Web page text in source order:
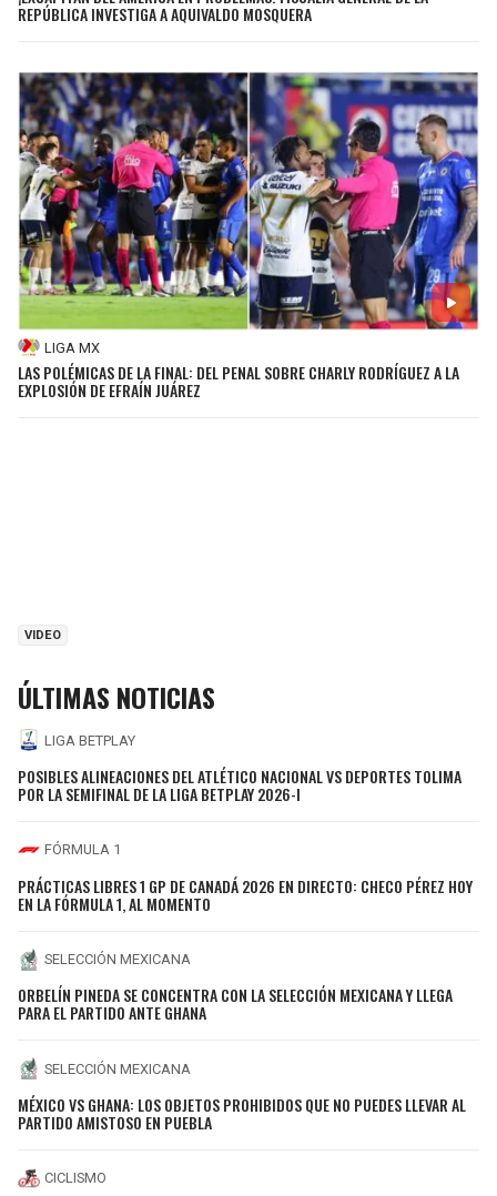
REPÚBLICA INVESTIGA A AQUIVALDO MOSQUERA
LIGA MX
LAS POLÉMICAS DE LA FINAL: DEL PENAL SOBRE CHARLY RODRÍGUEZ A LA
EXPLOSIÓN DE EFRAÍN JUÁREZ
VIDEO
ÚLTIMAS NOTICIAS
LIGA BETPLAY
POSIBLES ALINEACIONES DEL ATLÉTICO NACIONAL VS DEPORTES TOLIMA
POR LA SEMIFINAL DE LA LIGA BETPLAY 2026-I
FÓRMULA 1
PRÁCTICAS LIBRES 1 GP DE CANADÁ 2026 EN DIRECTO: CHECO PÉREZ HOY
EN LA FÓRMULA 1, AL MOMENTO
SELECCIÓN MEXICANA
ORBELÍN PINEDA SE CONCENTRA CON LA SELECCIÓN MEXICANA Y LLEGA
PARA EL PARTIDO ANTE GHANA
SELECCIÓN MEXICANA
MÉXICO VS GHANA: LOS OBJETOS PROHIBIDOS QUE NO PUEDES LLEVAR AL
PARTIDO AMISTOSO EN PUEBLA
CICLISMO